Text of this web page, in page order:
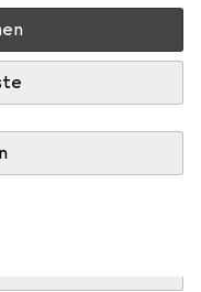
Drittanbieter